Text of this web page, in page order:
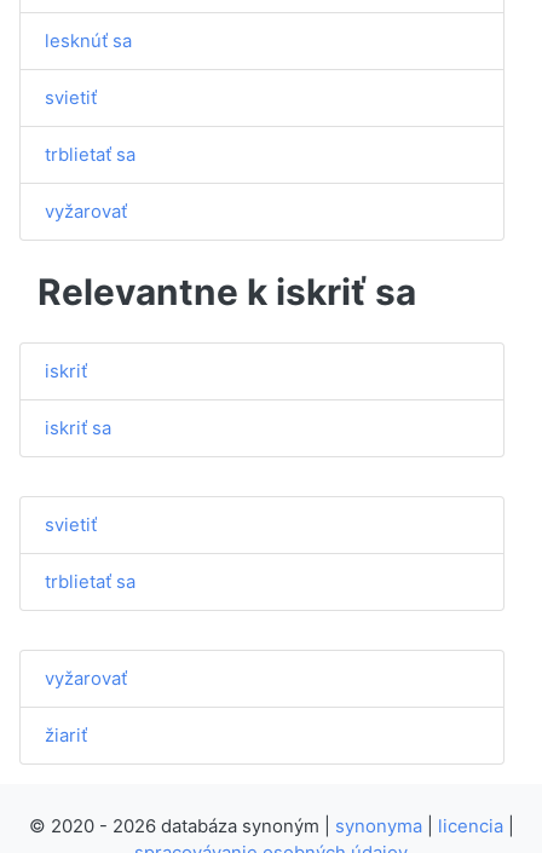
lesknúť sa
svietiť
trblietať sa
vyžarovať
Relevantne k iskriť sa
iskriť
iskriť sa
svietiť
trblietať sa
vyžarovať
žiariť
© 2020 - 2026 databáza synoným | synonyma| licencia|